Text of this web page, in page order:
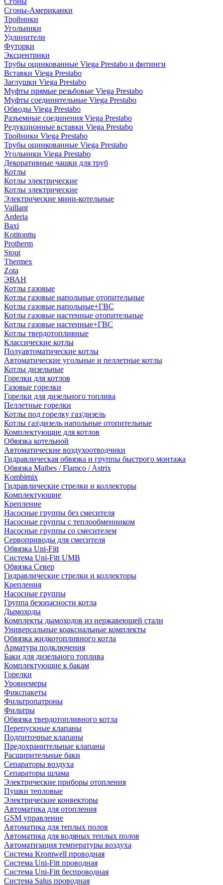
Сгоны-Американки
Тройники
Угольники
Удлинители
Футорки
Эксцентрики
Трубы оцинкованные Viega Prestabo и фитинги
Вставки Viega Prestabo
Заглушки Viega Prestabo
Муфты прямые резьбовые Viega Prestabo
Муфты соединительные Viega Prestabo
Обводы Viega Prestabo
Разъемные соединения Viega Prestabo
Редукционные вставки Viega Prestabo
Тройники Viega Prestabo
Трубы оцинкованные Viega Prestabo
Угольники Viega Prestabo
Декоративные чашки для труб
Котлы
Котлы электрические
Котлы электрические
Электрические мини-котельные
Vaillant
Arderia
Baxi
Kotitonttu
Protherm
Stout
Thermex
Zota
ЭВАН
Котлы газовые
Котлы газовые напольные отопительные
Котлы газовые напольные+ГВС
Котлы газовые настенные отопительные
Котлы газовые настенные+ГВС
Котлы твердотопливные
Классические котлы
Полуавтоматические котлы
Автоматические угольные и пеллетные котлы
Котлы дизельные
Горелки для котлов
Газовые горелки
Горелки для дизельного топлива
Пеллетные горелки
Котлы под горелку газ/дизель
Котлы газ\дизель напольные отопительные
Комплектующие для котлов
Обвязка котельной
Автоматические воздухоотводчики
Гидравлическая обвязка и группы быстрого монтажа
Обвязка Maibes / Flamco / Astrix
Kombimix
Гидравлические стрелки и коллекторы
Комплектующие
Крепление
Насосные группы без смесителя
Насосные группы с теплообменником
Насосные группы со смесителем
Сервоприводы для смесителя
Обвязка Uni-Fitt
Система Uni-Fitt UMB
Обвязка Север
Гидравлические стрелки и коллекторы
Крепления
Насосные группы
Группа безопасности котла
Дымоходы
Комплекты дымоходов из нержавеющей стали
Универсальные коаксиальные комплекты
Обвязка жидкотопливного котла
Арматура подключения
Баки для дизельного топлива
Комплектующие к бакам
Горелки
Уровнемеры
Фикспакеты
Фильтропатроны
Фильтры
Обвязка твердотопливного котла
Перепускные клапаны
Подпиточные клапаны
Предохранительные клапаны
Расширительные баки
Сепараторы воздуха
Сепараторы шлама
Электрические приборы отопления
Пушки тепловые
Электрические конвекторы
Автоматика для отопления
GSM управление
Автоматика для теплых полов
Автоматика для водяных теплых полов
Автоматизация температуры воздуха
Система Kromwell проводная
Система Uni-Fitt проводная
Система Uni-Fitt беспроводная
Система Salus проводная